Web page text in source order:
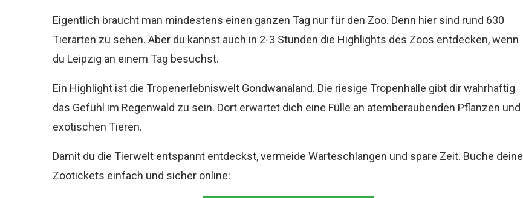
Eigentlich braucht man mindestens einen ganzen Tag nur für den Zoo. Denn hier sind rund 630
Tierarten zu sehen. Aber du kannst auch in 2-3 Stunden die Highlights des Zoos entdecken, wenn
du Leipzig an einem Tag besuchst.
Ein Highlight ist die Tropenerlebniswelt Gondwanaland. Die riesige Tropenhalle gibt dir wahrhaftig
das Gefühl im Regenwald zu sein. Dort erwartet dich eine Fülle an atemberaubenden Pflanzen und
exotischen Tieren.
Damit du die Tierwelt entspannt entdeckst, vermeide Warteschlangen und spare Zeit. Buche deine
Zootickets einfach und sicher online: